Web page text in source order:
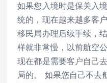
如果您入境时是保关入
统的，现在越来越多客
移民局办理后续手续，
样就非常慢，以前航空
现在都是需要客户自己
局的。 如果您自己不去